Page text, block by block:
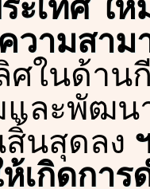
ามสาม
ศในด้า
และพัฒ
นสุดลง
เกิดการ